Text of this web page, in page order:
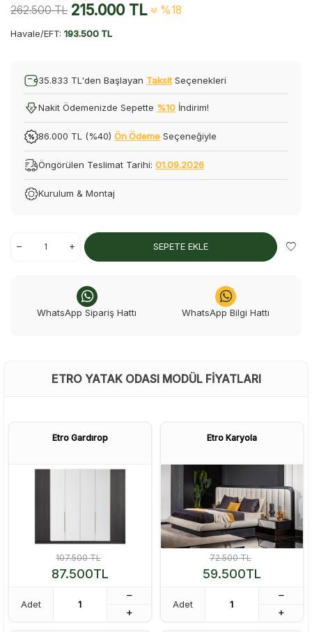
262.500TL 215.000TL %18
Havale/EFT: 193.500 TL
35.833 TL'den Başlayan Taksit Seçenekleri
Nakit Ödemenizde Sepette %10 İndirim!
86.000 TL (%40) Ön Ödeme Seçeneğiyle
Öngörülen Teslimat Tarihi: 01.09.2026
Kurulum & Montaj
SEPETE EKLE
WhatsApp Sipariş Hattı WhatsApp Bilgi Hattı
ETRO YATAK ODASI MODÜL FIYATLARI
Etro Gardırop
107.500TL
87.500TL
Adet
Etro Karyola
72.500TL
59.500TL
Adet